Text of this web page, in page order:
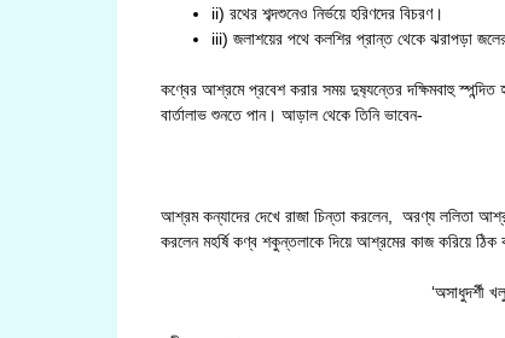
ii) রথের শব্দশুনেও নির্ভয়ে হরিণদের বিচরণ।
iii) জলাশয়ের পথে কলশির প্রান্ত থেকে ঝরাপড়া
কণ্বের আশ্রমে প্রবেশ করার সময় দুষ‍্যন্তের দক্ষিমবাহু
বার্তালাভ শুনতে পান। আড়াল থেকে তিনি ভাবেন-
আশ্রম কন্যাদের দেখে রাজা চিন্তা করলেন, অরণ্য ললিতা
করলেন মহর্ষি কণ্ব শকুন্তলাকে দিয়ে আশ্রমের কাজ করিয়ে ঠিক
‘অসাধুদর্শী